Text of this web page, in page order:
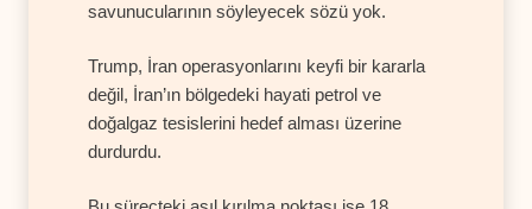
savunucularının söyleyecek sözü yok.
Trump, İran operasyonlarını keyfi bir kararla
değil, İran’ın bölgedeki hayati petrol ve
doğalgaz tesislerini hedef alması üzerine
durdurdu.